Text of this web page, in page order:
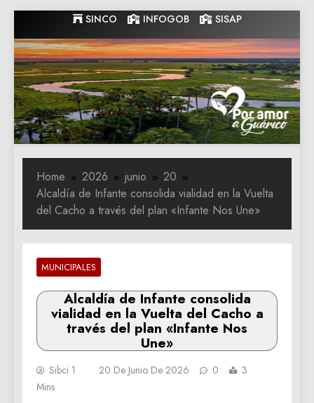
to
content
SINCO INFOGOB SISAP
Gobernacion
de Guarico
Gobernacion de Guarico
Home 2026 junio
20
Alcaldía de Infante consolida vialidad en la Vuelta
del Cacho a través del plan «Infante Nos Une»
MUNICIPALES
Alcaldía de Infante consolida
vialidad en la Vuelta del Cacho a
través del plan «Infante Nos
Une»
Sibci 1 20 De Junio De 2026 0
3
Mins